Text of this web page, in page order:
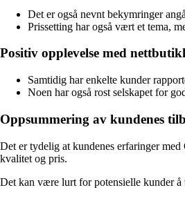
Det er også nevnt bekymringer
Prissetting har også vært et tema,
Positiv opplevelse med
Samtidig har enkelte kunder
Noen har også rost selskapet for
Oppsummering av kundenes
Det er tydelig at kundenes erfaringer
kvalitet og pris.
Det kan være lurt for potensielle kunder